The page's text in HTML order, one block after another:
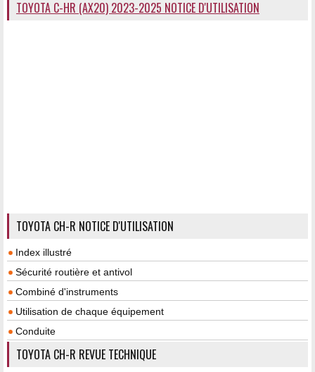
TOYOTA C-HR (AX20) 2023-2025 NOTICE D'UTILISATION
TOYOTA CH-R NOTICE D'UTILISATION
Index illustré
Sécurité routière et antivol
Combiné d'instruments
Utilisation de chaque équipement
Conduite
TOYOTA CH-R REVUE TECHNIQUE